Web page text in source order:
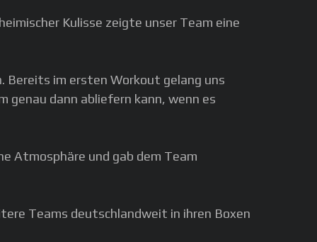
Kulisse zeigte unser Team eine
Bereits im ersten Workout gelang uns
dann abliefern kann, wenn es
Atmosphäre und gab dem Team
Teams deutschlandweit in ihren Boxen